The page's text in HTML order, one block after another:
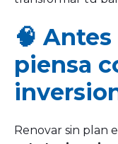
🧠
piensa
Renovar sin plan